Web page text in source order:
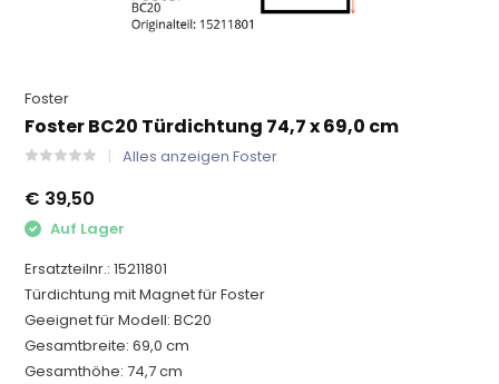
Foster
Foster BC20 Türdichtung 74,7 x 69,0 cm
Alles anzeigen Foster
€ 39,50
Auf Lager
Ersatzteilnr.: 15211801
Türdichtung mit Magnet für Foster
Geeignet für Modell: BC20
Gesamtbreite: 69,0 cm
Gesamthöhe: 74,7 cm